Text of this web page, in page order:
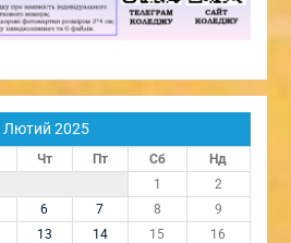
Лютий 2025
Чт Пт Сб
Нд
1
2
6 7 8
9
13 14 15
16